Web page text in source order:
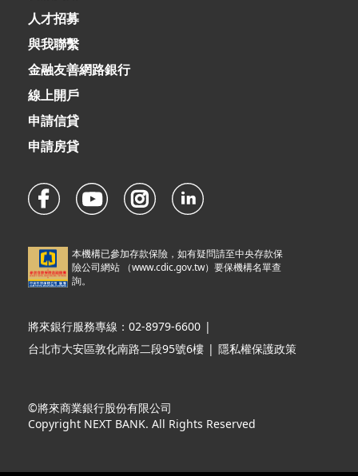
人才招募
與我聯繫
金融友善網路銀行
線上開戶
申請信貸
申請房貸
本機構已參加存款保險，如有疑問請至中央存款保
險公司網站 （www.cdic.gov.tw）要保機構名單查
詢。
將來銀行服務專線：02-8979-6600 |
台北市大安區敦化南路二段95號6樓 | 隱私權保護政策
©將來商業銀行股份有限公司
Copyright NEXT BANK. All Rights Reserved